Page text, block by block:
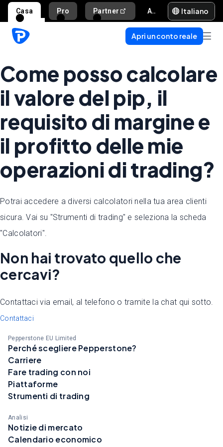
Casa Pro Partner Aiuto e supporto Italiano
Apri un conto reale
Come posso calcolare
il valore del pip, il
requisito di margine e
il profitto delle mie
operazioni di trading?
Potrai accedere a diversi calcolatori nella tua area clienti
sicura. Vai su "Strumenti di trading" e seleziona la scheda
"Calcolatori".
Non hai trovato quello che
cercavi?
Contattaci via email, al telefono o tramite la chat qui sotto.
Contattaci
Pepperstone EU Limited
Perché scegliere Pepperstone?
Carriere
Fare trading con noi
Piattaforme
Strumenti di trading
Analisi
Notizie di mercato
Calendario economico